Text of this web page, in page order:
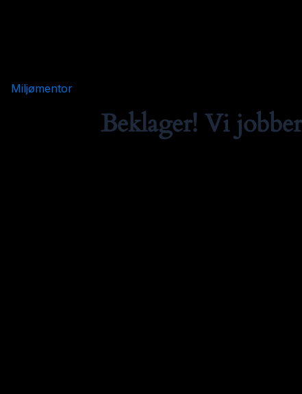
Miljømentor
Beklager! Vi